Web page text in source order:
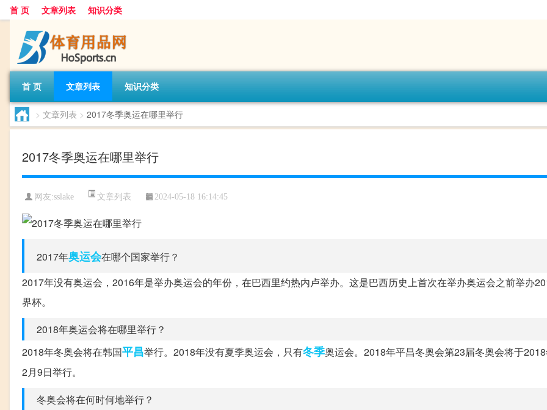
首 页 文章列表 知识分类
首 页 文章列表 知识分类
> 文章列表 > 2017冬季奥运在哪里举行
2017冬季奥运在哪里举行
网友:sslake 文章列表 2024-05-18 16:14:45
2017年奥运会在哪个国家举行？
2017年没有奥运会，2016年是举办奥运会的年份，在巴西里约热内卢举办。这是巴西历史上首次在举办奥运会之前举办
界杯。
2018年奥运会将在哪里举行？
2018年冬奥会将在韩国平昌举行。2018年没有夏季奥运会，只有冬季奥运会。2018年平昌冬奥会第23届冬奥会将于
2月9日举行。
冬奥会将在何时何地举行？